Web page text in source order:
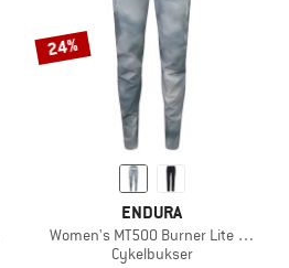
24%
ENDURA
Women's MT500 Burner Lite Hose
Cykelbukser